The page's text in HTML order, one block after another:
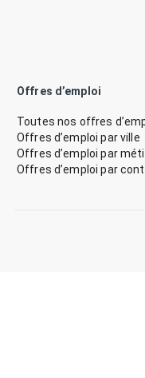
Offres d’emploi
Toutes nos offres
Offres d’emploi par ville
Offres d’emploi par
Offres d’emploi par